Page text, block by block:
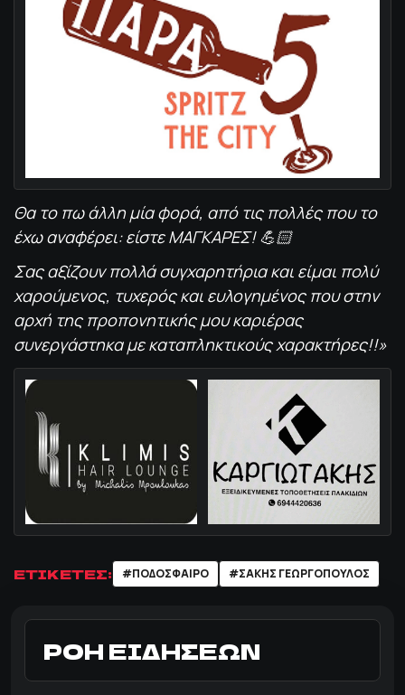
Θα το πω άλλη μία φορά, από τις πολλές που το
έχω αναφέρει: είστε ΜΑΓΚΑΡΕΣ! 💪🏻
Σας αξίζουν πολλά συγχαρητήρια και είμαι πολύ
χαρούμενος, τυχερός και ευλογημένος που στην
αρχή της προπονητικής μου καριέρας
συνεργάστηκα με καταπληκτικούς χαρακτήρες!!»
ΕΤΙΚΕΤΕΣ: #ΠΟΔΌΣΦΑΙΡΟ #ΣΑΚΗΣ ΓΕΩΡΓΟΠΟΥΛΟΣ
ΡΟΗ ΕΙΔΗΣΕΩΝ